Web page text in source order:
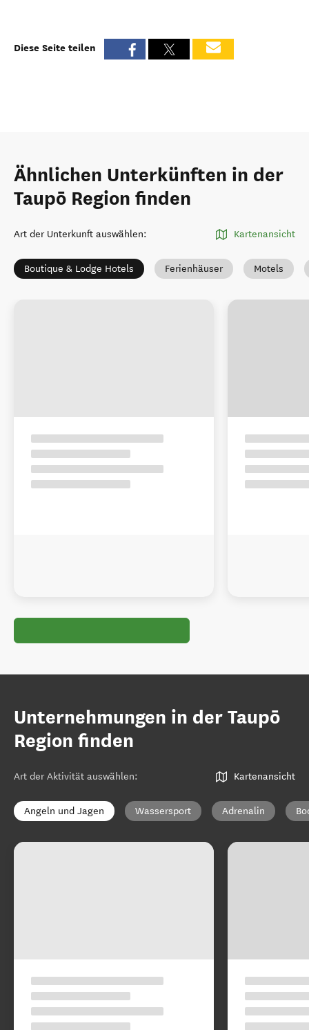
Diese Seite teilen
Ähnlichen Unterkünften in der
Taupō Region finden
Art der Unterkunft auswählen: Kartenansicht
Boutique & Lodge Hotels Ferienhäuser Motels
Unternehmungen in der Taupō
Region finden
Art der Aktivität auswählen: Kartenansicht
Angeln und Jagen Wassersport Adrenalin